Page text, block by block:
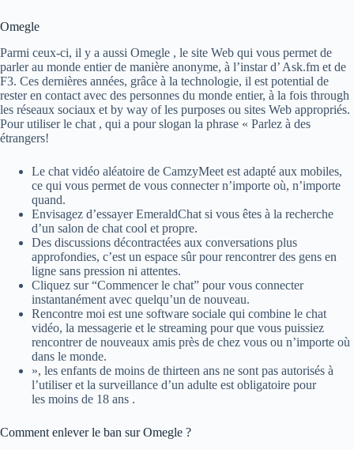
Omegle
Parmi ceux-ci, il y a aussi Omegle , le site Web qui vous permet de
parler au monde entier de manière anonyme, à l’instar d’ Ask.fm et de
F3. Ces dernières années, grâce à la technologie, il est potential de
rester en contact avec des personnes du monde entier, à la fois through
les réseaux sociaux et by way of les purposes ou sites Web appropriés.
Pour utiliser le chat , qui a pour slogan la phrase « Parlez à des
étrangers!
Le chat vidéo aléatoire de CamzyMeet est adapté aux mobiles,
ce qui vous permet de vous connecter n’importe où, n’importe
quand.
Envisagez d’essayer EmeraldChat si vous êtes à la recherche
d’un salon de chat cool et propre.
Des discussions décontractées aux conversations plus
approfondies, c’est un espace sûr pour rencontrer des gens en
ligne sans pression ni attentes.
Cliquez sur “Commencer le chat” pour vous connecter
instantanément avec quelqu’un de nouveau.
Rencontre moi est une software sociale qui combine le chat
vidéo, la messagerie et le streaming pour que vous puissiez
rencontrer de nouveaux amis près de chez vous ou n’importe où
dans le monde.
», les enfants de moins de thirteen ans ne sont pas autorisés à
l’utiliser et la surveillance d’un adulte est obligatoire pour
les moins de 18 ans .
Comment enlever le ban sur Omegle ?